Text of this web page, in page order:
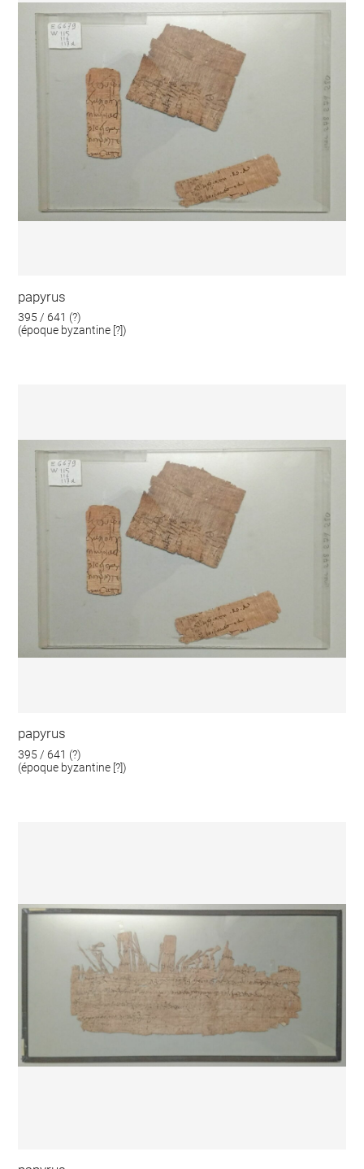
papyrus
395 / 641 (?)
(époque byzantine [?])
papyrus
395 / 641 (?)
(époque byzantine [?])